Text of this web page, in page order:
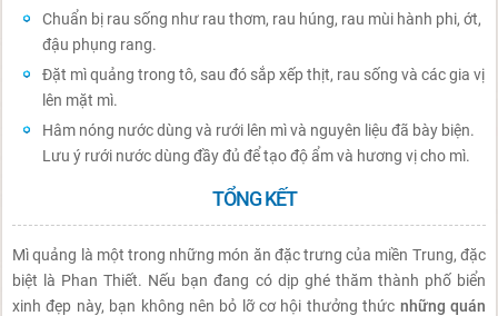
Chuẩn bị rau sống như rau thơm, rau húng, rau mùi hành phi, ớt,
đậu phụng rang.
Đặt mì quảng trong tô, sau đó sắp xếp thịt, rau sống và các gia vị
lên mặt mì.
Hâm nóng nước dùng và rưới lên mì và nguyên liệu đã bày biện.
Lưu ý rưới nước dùng đầy đủ để tạo độ ẩm và hương vị cho mì.
TỔNG KẾT
Mì quảng là một trong những món ăn đặc trưng của miền Trung, đặc
biệt là Phan Thiết. Nếu bạn đang có dịp ghé thăm thành phố biển
xinh đẹp này, bạn không nên bỏ lỡ cơ hội thưởng thức những quán